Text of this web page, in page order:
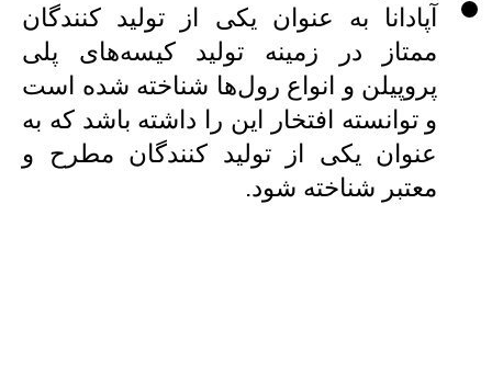
آپادانا به عنوان یکی از تولید کنندگان
ممتاز در زمینه تولید کیسه‌های پلی
پروپیلن و انواع رول‌ها شناخته شده است
و توانسته افتخار این را داشته باشد که به
عنوان یکی از تولید کنندگان مطرح و
معتبر شناخته شود.